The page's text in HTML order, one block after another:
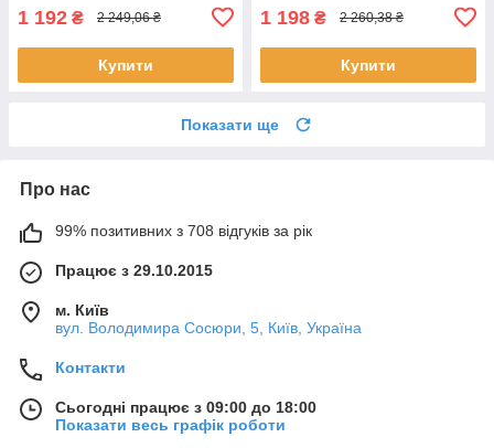
1 192 ₴ 2 249,06 ₴
Купити
1 198 ₴ 2 260,38 ₴
Купити
Показати ще
Про нас
99% позитивних з 708 відгуків за рік
Працює з 29.10.2015
м. Київ
вул. Володимира Сосюри, 5, Київ, Україна
Контакти
Сьогодні працює з 09:00 до 18:00
Показати весь графік роботи